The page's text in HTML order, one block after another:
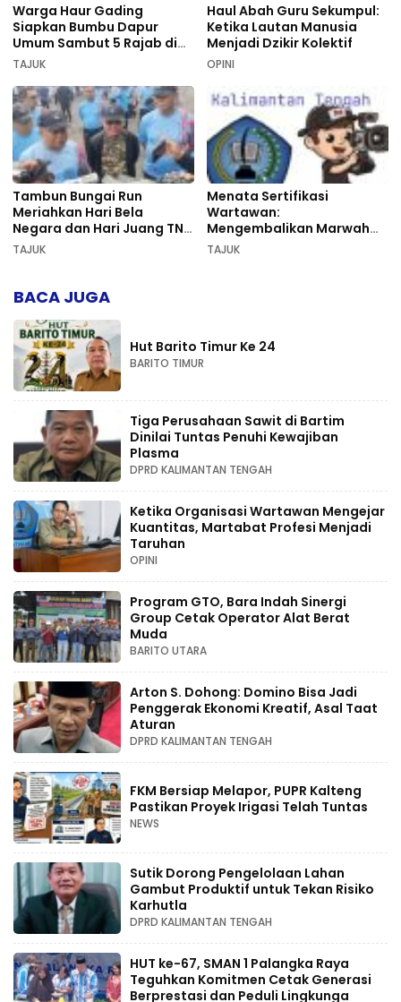
Warga Haur Gading
Siapkan Bumbu Dapur
Umum Sambut 5 Rajab di
Sekumpul
TAJUK
Haul Abah Guru Sekumpul:
Ketika Lautan Manusia
Menjadi Dzikir Kolektif
OPINI
Tambun Bungai Run
Meriahkan Hari Bela
Negara dan Hari Juang TNI
AD di Palangka Raya
TAJUK
Menata Sertifikasi
Wartawan:
Mengembalikan Marwah
Pers dan Keadilan
TAJUK
BACA JUGA
Hut Barito Timur Ke 24
BARITO TIMUR
Tiga Perusahaan Sawit di Bartim
Dinilai Tuntas Penuhi Kewajiban
Plasma
DPRD KALIMANTAN TENGAH
Ketika Organisasi Wartawan Mengejar
Kuantitas, Martabat Profesi Menjadi
Taruhan
OPINI
Program GTO, Bara Indah Sinergi
Group Cetak Operator Alat Berat
Muda
BARITO UTARA
Arton S. Dohong: Domino Bisa Jadi
Penggerak Ekonomi Kreatif, Asal Taat
Aturan
DPRD KALIMANTAN TENGAH
FKM Bersiap Melapor, PUPR Kalteng
Pastikan Proyek Irigasi Telah Tuntas
NEWS
Sutik Dorong Pengelolaan Lahan
Gambut Produktif untuk Tekan Risiko
Karhutla
DPRD KALIMANTAN TENGAH
HUT ke-67, SMAN 1 Palangka Raya
Teguhkan Komitmen Cetak Generasi
Berprestasi dan Peduli Lingkunga